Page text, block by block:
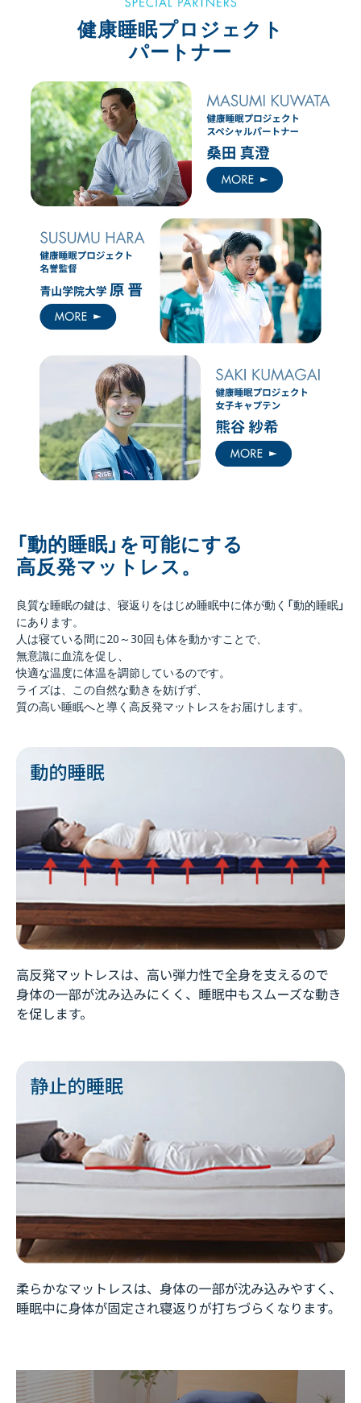
健康睡眠プロジェクト
パートナー
「動的睡眠」を可能にする
高反発マットレス。
良質な睡眠の鍵は、寝返りをはじめ睡眠中に体が動く「動的睡眠」
にあります。
人は寝ている間に20～30回も体を動かすことで、
無意識に血流を促し、
快適な温度に体温を調節しているのです。
ライズは、この自然な動きを妨げず、
質の高い睡眠へと導く高反発マットレスをお届けします。